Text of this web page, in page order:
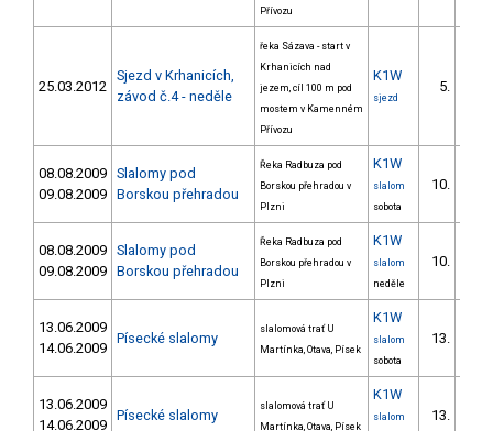
Přívozu
25.03.2012
Sjezd v Krhanicích,
závod č.4 - neděle
řeka Sázava - start v
Krhanicích nad
jezem, cíl 100 m pod
mostem v Kamenném
Přívozu
K1W
sjezd
5.
08.08.2009
09.08.2009
Slalomy pod
Borskou přehradou
Řeka Radbuza pod
Borskou přehradou v
Plzni
K1W
slalom
sobota
10.
08.08.2009
09.08.2009
Slalomy pod
Borskou přehradou
Řeka Radbuza pod
Borskou přehradou v
Plzni
K1W
slalom
neděle
10.
13.06.2009
14.06.2009
Písecké slalomy
slalomová trať U
Martínka, Otava, Písek
K1W
slalom
sobota
13.
13.06.2009
14.06.2009
Písecké slalomy
slalomová trať U
Martínka, Otava, Písek
K1W
slalom
13.